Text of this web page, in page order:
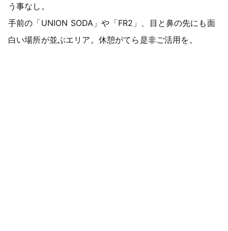
う事なし。
手前の「UNION SODA」や「FR2」、目と鼻の先にも面
白い場所が並ぶエリア。休憩がてら是非ご活用を。